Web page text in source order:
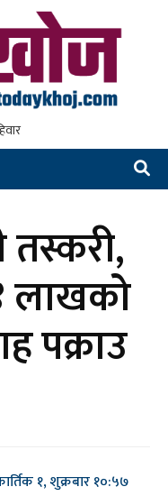
तस्करी,
लाखको
पक्राउ
१, शुक्रबार १०:५७